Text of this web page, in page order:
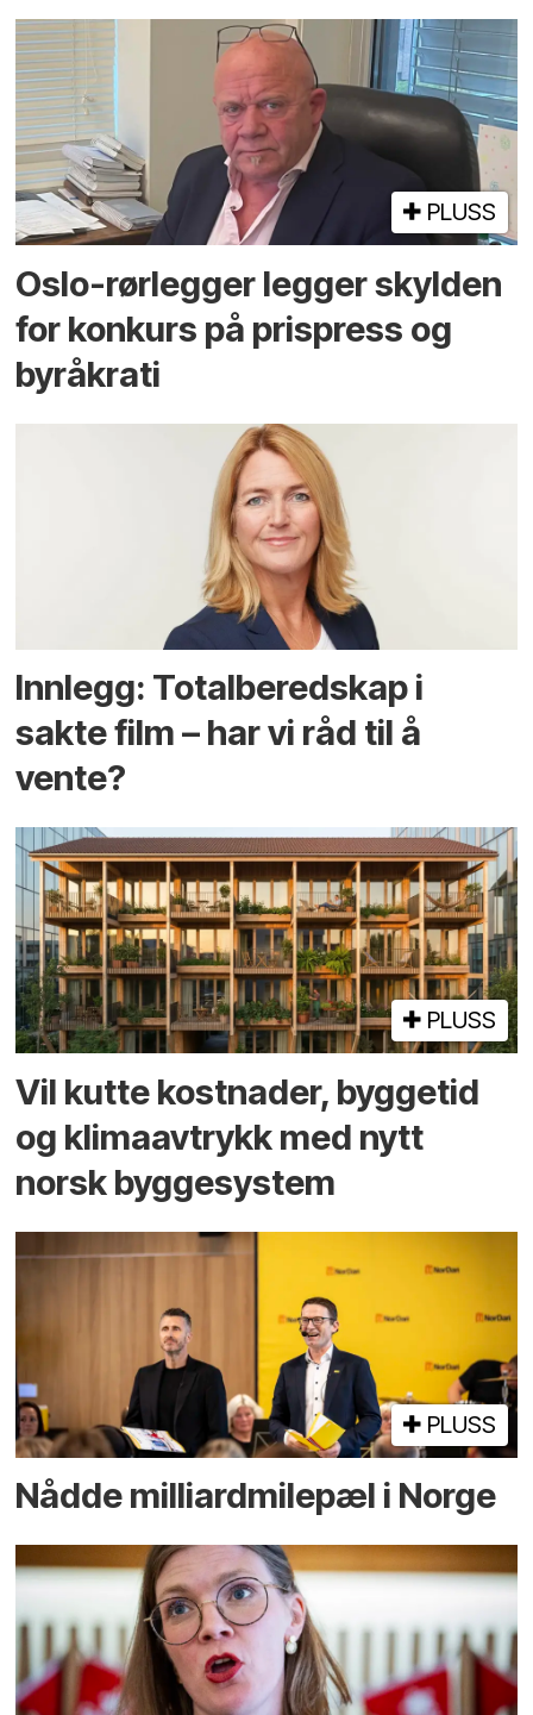
PLUSS
Oslo-rørlegger legger skylden
for konkurs på prispress og
byråkrati
Innlegg: Totalberedskap i
sakte film – har vi råd til å
vente?
PLUSS
Vil kutte kostnader, byggetid
og klima­avtrykk med nytt
norsk bygge­system
PLUSS
Nådde milliard­­milepæl i Norge